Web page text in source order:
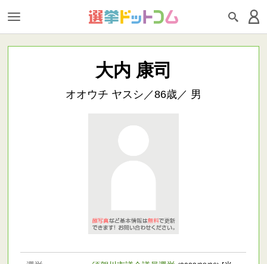
大内 康司
オオウチ ヤスシ／86歳／ 男